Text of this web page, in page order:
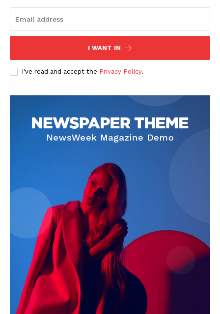
Kontakt
Impressum
I WANT IN
I've read and accept the Privacy Policy.